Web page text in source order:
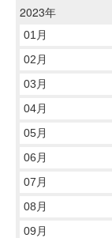
2023年
01月
02月
03月
04月
05月
06月
07月
08月
09月